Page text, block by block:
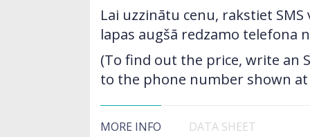
Lai uzzinātu cenu, rakstiet
lapas augšā redzamo telefona
(To find out the price, write an
to the phone number shown
MORE INFO DATA SHEET